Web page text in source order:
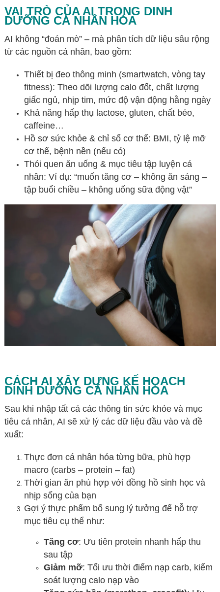
VAI TRÒ CỦA AI TRONG DINH
DƯỠNG CÁ NHÂN HÓA
AI không “đoán mò” – mà phân tích dữ liệu sâu rộng
từ các nguồn cá nhân, bao gồm:
Thiết bị đeo thông minh (smartwatch, vòng tay
fitness): Theo dõi lượng calo đốt, chất lượng
giấc ngủ, nhịp tim, mức độ vận động hằng ngày
Khả năng hấp thụ lactose, gluten, chất béo,
caffeine…
Hồ sơ sức khỏe & chỉ số cơ thể: BMI, tỷ lệ mỡ
cơ thể, bệnh nền (nếu có)
Thói quen ăn uống & mục tiêu tập luyện cá
nhân: Ví dụ: “muốn tăng cơ – không ăn sáng –
tập buổi chiều – không uống sữa động vật”
CÁCH AI XÂY DỰNG KẾ HOẠCH
DINH DƯỠNG CÁ NHÂN HÓA
Sau khi nhập tất cả các thông tin sức khỏe và mục
tiêu cá nhân, AI sẽ xử lý các dữ liệu đầu vào và đề
xuất:
Thực đơn cá nhân hóa từng bữa, phù hợp
macro (carbs – protein – fat)
Thời gian ăn phù hợp với đồng hồ sinh học và
nhịp sống của bạn
Gợi ý thực phẩm bổ sung lý tưởng để hỗ trợ
mục tiêu cụ thể như:
Tăng cơ: Ưu tiên protein nhanh hấp thu
sau tập
Giảm mỡ: Tối ưu thời điểm nạp carb, kiểm
soát lượng calo nạp vào